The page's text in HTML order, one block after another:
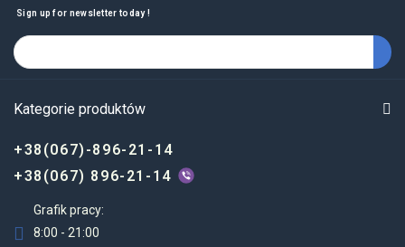
Sign up for newsletter today !
Kategorie produktów
+38(067)-896-21-14
+38(067) 896-21-14
Grafik pracy:
8:00 - 21:00